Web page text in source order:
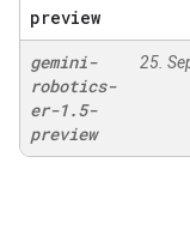
preview
gemini-
robotics-
er-1.5-
preview
25.